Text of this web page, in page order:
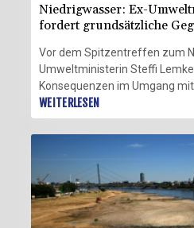
Niedrigwasser: Ex-
fordert grundsätzliche
Vor dem Spitzentreffen zum
Umweltministerin Steffi
Konsequenzen im Umgang
gefordert. Deutschland werde
entwässert - selbst in Zeiten
dem Redaktionsnetzwerk
Niedrigwasserständen in
"durch tausende Kilometer
beziehungsweise Rohren, das
Feuchtgebieten aller Art und
WEITERLESEN